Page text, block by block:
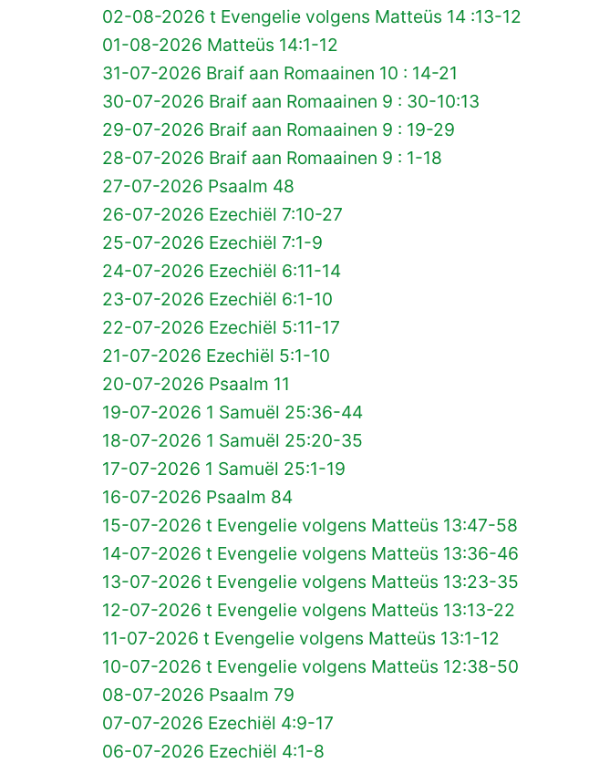
02-08-2026 t Evengelie volgens Matteüs 14 :13-12
01-08-2026 Matteüs 14:1-12
31-07-2026 Braif aan Romaainen 10 : 14-21
30-07-2026 Braif aan Romaainen 9 : 30-10:13
29-07-2026 Braif aan Romaainen 9 : 19-29
28-07-2026 Braif aan Romaainen 9 : 1-18
27-07-2026 Psaalm 48
26-07-2026 Ezechiël 7:10-27
25-07-2026 Ezechiël 7:1-9
24-07-2026 Ezechiël 6:11-14
23-07-2026 Ezechiël 6:1-10
22-07-2026 Ezechiël 5:11-17
21-07-2026 Ezechiël 5:1-10
20-07-2026 Psaalm 11
19-07-2026 1 Samuël 25:36-44
18-07-2026 1 Samuël 25:20-35
17-07-2026 1 Samuël 25:1-19
16-07-2026 Psaalm 84
15-07-2026 t Evengelie volgens Matteüs 13:47-58
14-07-2026 t Evengelie volgens Matteüs 13:36-46
13-07-2026 t Evengelie volgens Matteüs 13:23-35
12-07-2026 t Evengelie volgens Matteüs 13:13-22
11-07-2026 t Evengelie volgens Matteüs 13:1-12
10-07-2026 t Evengelie volgens Matteüs 12:38-50
08-07-2026 Psaalm 79
07-07-2026 Ezechiël 4:9-17
06-07-2026 Ezechiël 4:1-8